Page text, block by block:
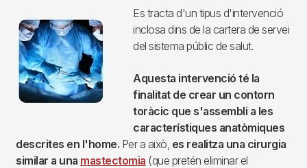
Imagen
Es tracta d'un tipus d'intervenció
inclosa dins de la cartera de servei
del sistema públic de salut.
Aquesta intervenció té la
finalitat de crear un contorn
toràcic que s'assembli a les
característiques anatòmiques
descrites en l'home. Per a això, es realitza una cirurgia
similar a una mastectomia (que pretén eliminar el